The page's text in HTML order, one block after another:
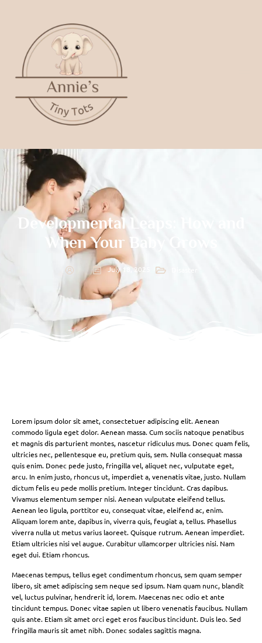
Developmental Leaps: How and
When Your Baby Grows
July 18, 2025
Lorem ipsum dolor sit amet, consectetuer adipiscing elit. Aenean
commodo ligula eget dolor. Aenean massa. Cum sociis natoque penatibus
et magnis dis parturient montes, nascetur ridiculus mus. Donec quam felis,
ultricies nec, pellentesque eu, pretium quis, sem. Nulla consequat massa
quis enim. Donec pede justo, fringilla vel, aliquet nec, vulputate eget,
arcu. In enim justo, rhoncus ut, imperdiet a, venenatis vitae, justo. Nullam
dictum felis eu pede mollis pretium. Integer tincidunt. Cras dapibus.
Vivamus elementum semper nisi. Aenean vulputate eleifend tellus.
Aenean leo ligula, porttitor eu, consequat vitae, eleifend ac, enim.
Aliquam lorem ante, dapibus in, viverra quis, feugiat a, tellus. Phasellus
viverra nulla ut metus varius laoreet. Quisque rutrum. Aenean imperdiet.
Etiam ultricies nisi vel augue. Curabitur ullamcorper ultricies nisi. Nam
eget dui. Etiam rhoncus.
Maecenas tempus, tellus eget condimentum rhoncus, sem quam semper
libero, sit amet adipiscing sem neque sed ipsum. Nam quam nunc, blandit
vel, luctus pulvinar, hendrerit id, lorem. Maecenas nec odio et ante
tincidunt tempus. Donec vitae sapien ut libero venenatis faucibus. Nullam
quis ante. Etiam sit amet orci eget eros faucibus tincidunt. Duis leo. Sed
fringilla mauris sit amet nibh. Donec sodales sagittis magna.